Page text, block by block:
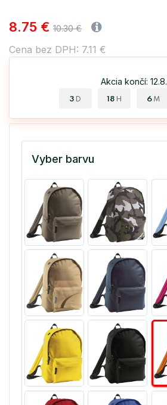
8.75 € 10.30 €
Cena bez DPH: 7.11 €
Akcia končí: 12.8.
3 D 18 H 6 M
Vyber barvu